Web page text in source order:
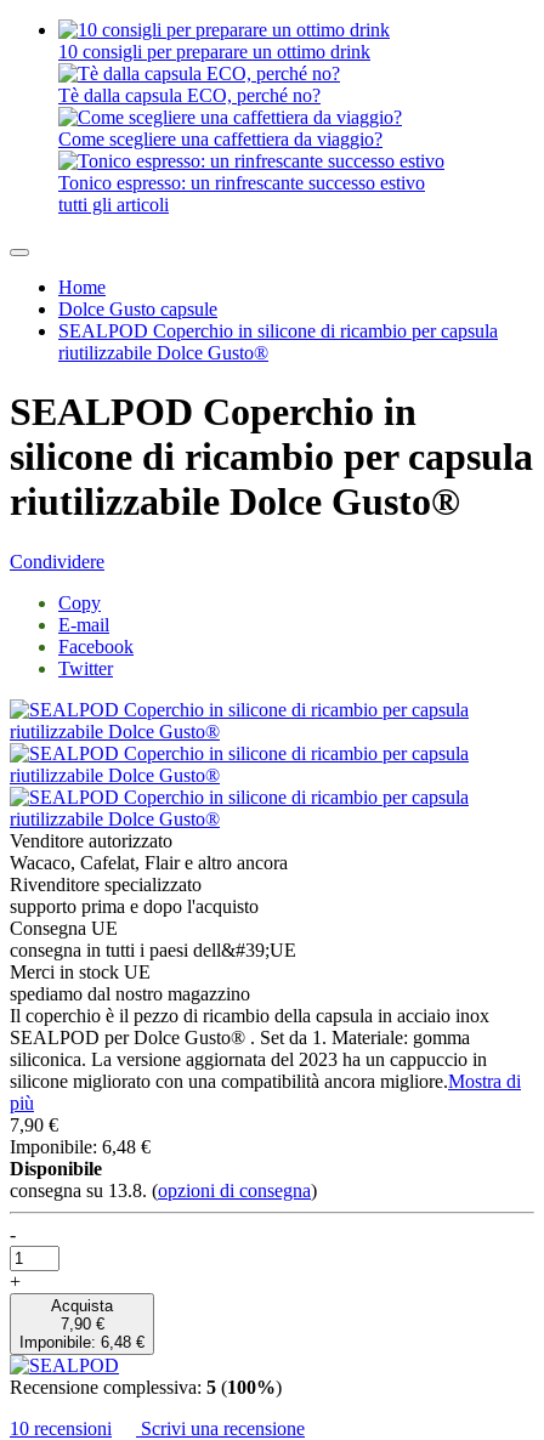
10 consigli per preparare un ottimo drink
Tè dalla capsula ECO, perché no?
Come scegliere una caffettiera da viaggio?
Tonico espresso: un rinfrescante successo estivo
tutti gli articoli
Home
Dolce Gusto capsule
SEALPOD Coperchio in silicone di ricambio per capsula
riutilizzabile Dolce Gusto®
SEALPOD Coperchio in
silicone di ricambio per capsula
riutilizzabile Dolce Gusto®
Condividere
Copy
E-mail
Facebook
Twitter
Venditore autorizzato
Wacaco, Cafelat, Flair e altro ancora
Rivenditore specializzato
supporto prima e dopo l'acquisto
Consegna UE
consegna in tutti i paesi dell&#39;UE
Merci in stock UE
spediamo dal nostro magazzino
Il coperchio è il pezzo di ricambio della capsula in acciaio inox
SEALPOD per Dolce Gusto® . Set da 1. Materiale: gomma
siliconica. La versione aggiornata del 2023 ha un cappuccio in
silicone migliorato con una compatibilità ancora migliore.Mostra di
più
7,90 €
Imponibile: 6,48 €
Disponibile
consegna su 13.8. (opzioni di consegna)
-
+
Acquista
7,90 €
Imponibile: 6,48 €
Recensione complessiva: 5 (100%)
10 recensioni
Scrivi una recensione